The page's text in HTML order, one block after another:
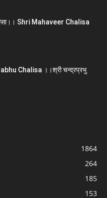
Shri Mahaveer Chalisa
Chalisa ।।श्री चन्द्रप्रभु
1864
264
185
153